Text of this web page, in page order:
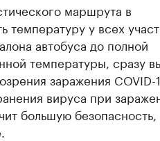
маршрута в
температуру у всех
автобуса до полной
температуры, сразу
заражения COVID-
вируса при
большую